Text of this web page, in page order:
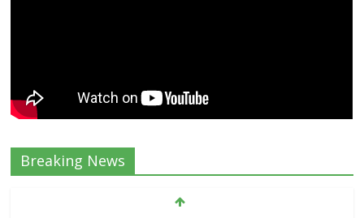
Breaking News